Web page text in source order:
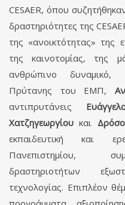
CESAER, όπου
δραστηριότητες της
της «ανοικτότητας» της
της καινοτομίας, της
ανθρώπινο δυναμικό,
Πρύτανης του ΕΜΠ,
αντιπρυτάνεις
Χατζηγεωργίου και
εκπαιδευτική και
Πανεπιστημίου,
δραστηριοτήτων
τεχνολογίας. Επιπλέον